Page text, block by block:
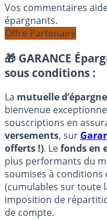
Vos commentaires
épargnants.
Offre Partenaire
🎁 GARANCE
sous conditions :
La mutuelle d’épargne
bienvenue
souscriptions en
versements, sur
offerts !). Lefonds en
plus performants du
soumises à
(cumulables sur toute
imposition de
de compte.